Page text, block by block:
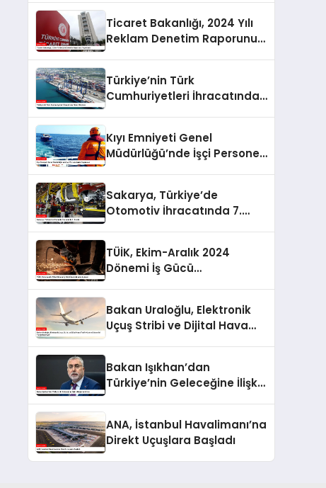
Ticaret Bakanlığı, 2024 Yılı
Reklam Denetim Raporunu
Türkiye’nin Türk
Cumhuriyetleri İhracatında
Kıyı Emniyeti Genel
Müdürlüğü’nde İşçi Personel
Sakarya, Türkiye’de
Otomotiv İhracatında 7.
TÜİK, Ekim-Aralık 2024
Dönemi İş Gücü
Bakan Uraloğlu, Elektronik
Uçuş Stribi ve Dijital Hava
Bakan Işıkhan’dan
Türkiye’nin Geleceğine İlişkin
ANA, İstanbul Havalimanı’na
Direkt Uçuşlara Başladı